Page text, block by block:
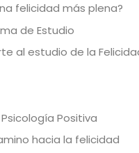
felicidad más plena?
de Estudio
al estudio de la
Positiva
hacia la felicidad